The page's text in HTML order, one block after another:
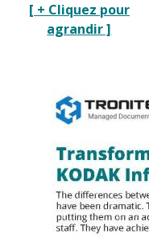
[ + Cliquez pour
agrandir ]